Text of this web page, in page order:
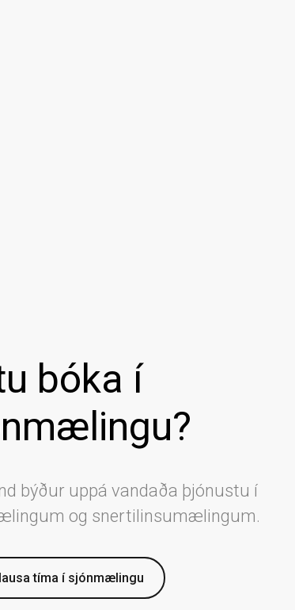
bóka í
býður uppá vandaða þjónustu í
og snertilinsumælingum.
tíma í sjónmælingu